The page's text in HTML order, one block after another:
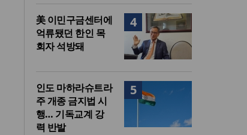
4
美 이민구금센터에
억류됐던 한인 목
회자 석방돼
5
인도 마하라슈트라
주 개종 금지법 시
행… 기독교계 강
력 반발